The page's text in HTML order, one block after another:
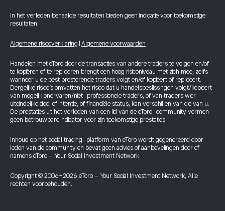
In het verleden behaalde resultaten bieden geen indicatie voor toekomstige
resultaten.
Algemene risicoverklaring Algemene voorwaarden
Handelen met eToro door de transacties van andere traders te volgen en/of
te kopiëren of te repliceren brengt een hoog risiconiveau met zich mee, zelfs
wanneer u de best presterende traders volgt en/of kopieert of repliceert.
Dergelijke risico’s omvatten het risico dat u handelsbeslissingen volgt/kopieert
van mogelijk onervaren/niet-professionele traders, of van traders wier
uiteindelijke doel of intentie, of financiële status, kan verschillen van die van u.
De prestaties uit het verleden van een lid van de eToro-community vormen
geen betrouwbare indicator voor zijn toekomstige prestaties.
Inhoud op het social trading-platform van eToro wordt gegenereerd door
leden van de community en bevat geen advies of aanbevelingen door of
namens eToro - Your Social Investment Network.
Copyright © 2006-2026 eToro - Your Social Investment Network, Alle
rechten voorbehouden.